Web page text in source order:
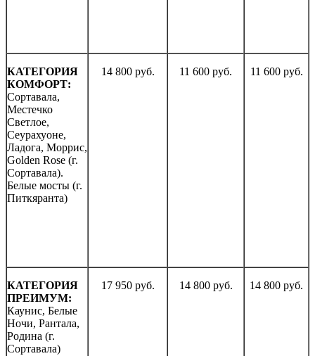
КАТЕГОРИЯ
КОМФОРТ:
Сортавала,
Местечко
Светлое,
Сеурахуоне,
Ладога, Моррис,
Golden Rose (г.
Сортавала).
Белые мосты (г.
Питкяранта)
14 800 руб. 11 600 руб. 11 600 руб.
КАТЕГОРИЯ
ПРЕИМУМ:
Каунис, Белые
Ночи, Рантала,
Родина (г.
Сортавала)
17 950 руб. 14 800 руб. 14 800 руб.